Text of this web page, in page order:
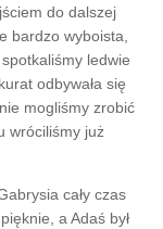
do dalszej
bardzo wyboista,
ledwie
odbywała się
mogliśmy zrobić
wróciliśmy już
cały czas
a Adaś był